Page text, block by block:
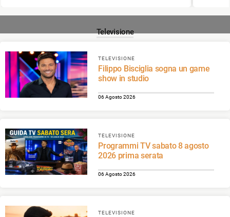
Televisione
TELEVISIONE
Filippo Bisciglia sogna un game
show in studio
06 Agosto 2026
TELEVISIONE
Programmi TV sabato 8 agosto
2026 prima serata
06 Agosto 2026
TELEVISIONE